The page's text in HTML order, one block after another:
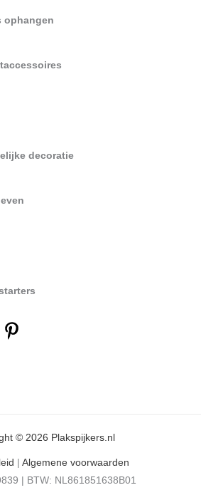
ophangen
decoratie
© 2026 Plakspijkers.nl
| Algemene voorwaarden
| BTW: NL861851638B01